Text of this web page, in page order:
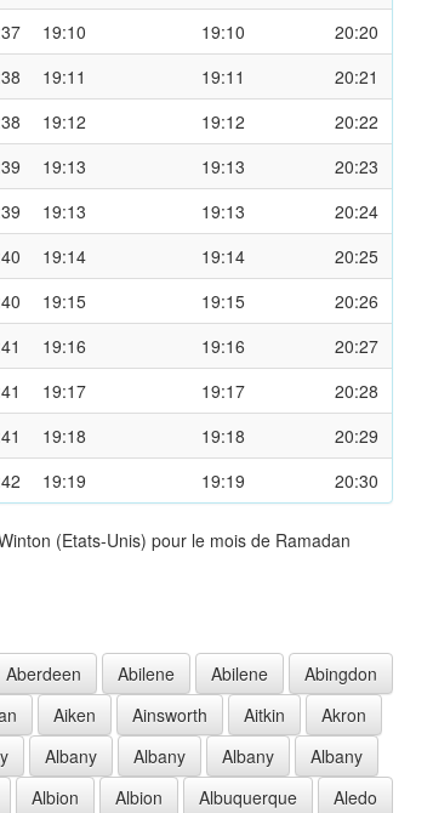
19:10 19:10
20:20
19:11 19:11
20:21
19:12 19:12
20:22
19:13 19:13
20:23
19:13 19:13
20:24
19:14 19:14
20:25
19:15 19:15
20:26
19:16 19:16
20:27
19:17 19:17
20:28
19:18 19:18
20:29
19:19 19:19 20:30
(Etats-Unis) pour le mois de Ramadan
Aberdeen Abilene Abilene
Abingdon
Aiken Ainsworth Aitkin
Akron
Albany Albany Albany
Albany
Albion Albion Albuquerque
Aledo